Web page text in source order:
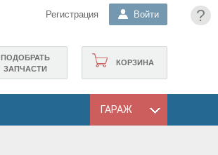
?
Регистрация Войти
КОРЗИНА
ПОДОБРАТЬ
ЗАПЧАСТИ
ГАРАЖ